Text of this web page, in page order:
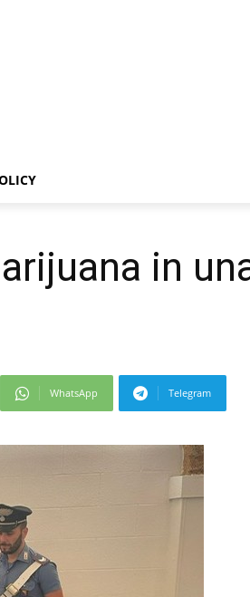
in
WhatsApp Telegram